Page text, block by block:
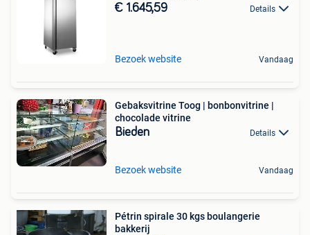
€ 1.645,59 Details
Bezoek website Vandaag
Gebaksvitrine Toog | bonbonvitrine |
chocolade vitrine
Bieden Details
Bezoek website Vandaag
Pétrin spirale 30 kgs boulangerie
bakkerij